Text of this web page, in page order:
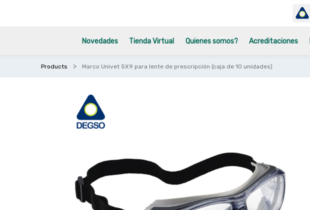
Novedades Tienda Virtual Quienes somos? Acreditaciones
Products Marco Univet 5X9 para lente de prescripción (caja de 10 unidades)